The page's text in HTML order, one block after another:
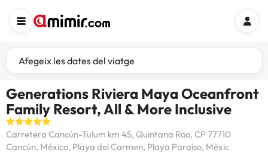
Afegeix les dates del viatge
Generations Riviera Maya Oceanfront
Family Resort, All & More Inclusive
Carretera Cancún-Tulum km 45, Quintana Roo, CP 77710
Cancún, México, Playa del Carmen, Playa Paraíso, Mèxic